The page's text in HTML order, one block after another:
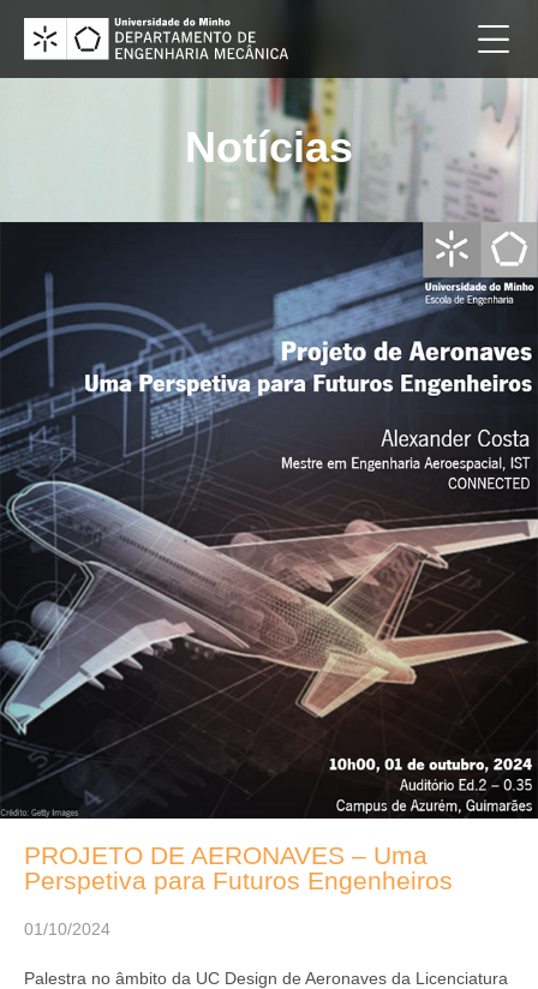
Notícias
PROJETO DE AERONAVES – Uma
Perspetiva para Futuros Engenheiros
01/10/2024
Palestra no âmbito da UC Design de Aeronaves da Licenciatura